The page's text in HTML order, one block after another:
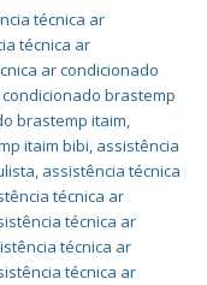
técnica ar
técnica ar
ar condicionado
brastemp
brastemp itaim,
itaim bibi, assistência
, assistência técnica
técnica ar
técnica ar
técnica ar
técnica ar